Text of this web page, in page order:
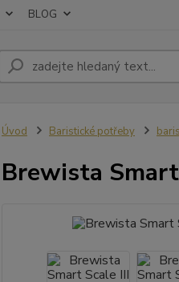
BLOG
Úvod Baristické potřeby
Brewista